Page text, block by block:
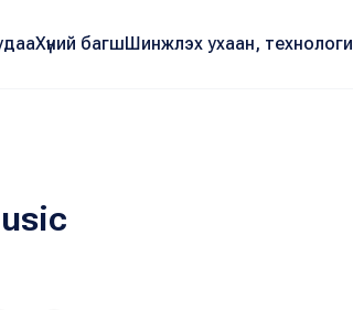
Хүний багшШинжлэх ухаан, технологи